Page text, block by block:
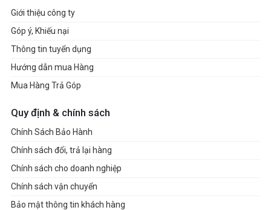
Giới thiệu công ty
Góp ý, Khiếu nại
Thông tin tuyển dụng
Hướng dẫn mua Hàng
Mua Hàng Trả Góp
Quy định & chính sách
Chính Sách Bảo Hành
Chính sách đổi, trả lại hàng
Chính sách cho doanh nghiệp
Chính sách vận chuyển
Bảo mật thông tin khách hàng